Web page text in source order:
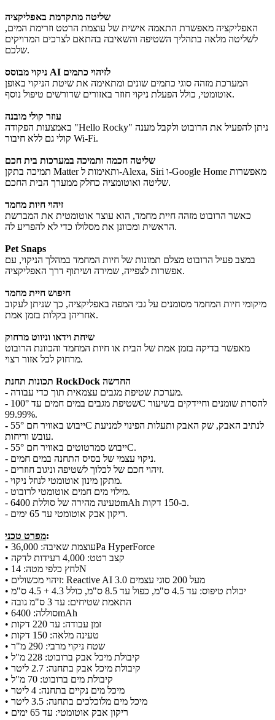
שליטה מתקדמת באפליקציה
האפליקציה מאפשרת התאמה אישית של עוצמת הרטט וזרימת המים,
לשליטה מלאה בתהליך השטיפה והשאיבה בהתאם לצרכים המדויקים
שלכם.
ניקוי מבוסס AI לזיהוי כתמים
המערכת מזהה סוגי כתמים שונים ומתאימה את שיטת הניקוי באופן
אוטומטי, כולל הפעלת ניקוי חוזר באזורים שדורשים טיפול נוסף.
עוזר קולי מובנה
באמצעות הפקודה "Hello Rocky" ניתן להפעיל את הרובוט ולקבל מענה
קולי גם ללא חיבור Wi-Fi.
שליטה חכמה ותמיכה במערכות בית חכם
תמיכה בתקן Matter ותאימות ל-Alexa, Siri ו-Google Home מאפשרות
שליטה ואוטומציה כחלק ממערך הבית החכם.
זיהוי חיות מחמד
כאשר הרובוט מזהה חיית מחמד, הוא עוצר אוטומטית את המברשת
הראשית ומכוונן את מסלולו כדי לא להפריע לה.
Pet Snaps
במצב פעיל הרובוט מצלם תמונות של חיות המחמד במהלך הניקוי, עם
אפשרות לצפייה, שמירה ושיתוף דרך האפליקציה.
חיפוש חיית מחמד
מיקומי חיות המחמד מסומנים על גבי המפה באפליקציה, כך שניתן לעקוב
אחריהן בקלות בזמן אמת.
שיחת וידאו וניווט מרחוק
מאפשר בדיקה בזמן אמת של הבית או חיות המחמד והכוונת הרובוט
מרחוק לכל אזור רצוי.
תכונות תחנת RockDock החדשה
- מערכת שטיפת מגבים עצמאית תוך כדי עבודה.
- שטיפת מגבים במים חמים עד 100°C להסרת שומנים וחיידקים בשיעור
99.99%.
- ייבוש באוויר חם 55°C לנתיב האבק, שק האבק ותעלות הפינוי למניעת
עובש וריחות.
- ייבוש סמרטוטים באוויר חם 55°C.
- ניקוי עצמי של בסיס התחנה במים חמים.
- זיהוי חכם של לכלוך לשטיפה וניגוב חוזרים.
- מתקן מינון אוטומטי לנוזל ניקוי.
- מילוי מים חמים אוטומטי לרובוט.
- טעינה מהירה של סוללת 6400mAh ב-150 דקות.
- ריקון אבק אוטומטי עד 65 ימים.
מפרט טכני:
• עוצמת שאיבה: 36,000Pa HyperForce
• קצב רטט: 4,000 רעידות לדקה
• לחץ כלפי מטה: 14N
• זיהוי מכשולים: Reactive AI 3.0 מעל 200 סוגי עצמים
• יכולת טיפוס: עד 4.5 ס"מ, כפול עד 8.5 ס"מ, כולל 4.3 + 4.5 ס"מ
• התאמת שטיחים: עד 3 ס"מ גובה
• סוללה: 6400mAh
• זמן עבודה: עד 220 דקות
• טעינה מלאה: 150 דקות
• שטח ניקוי מרבי: 290 מ"ר
• קיבולת מיכל אבק ברובוט: 228 מ"ל
• קיבולת מיכל אבק בתחנה: 2.7 ליטר
• קיבולת מים ברובוט: 70 מ"ל
• מיכל מים נקיים בתחנה: 4 ליטר
• מיכל מים מלוכלכים בתחנה: 3.5 ליטר
• ריקון אבק אוטומטי: עד 65 ימים